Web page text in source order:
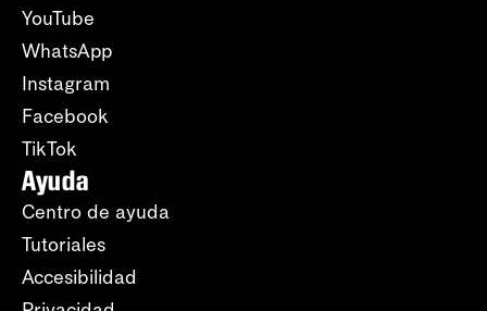
YouTube
WhatsApp
Instagram
Facebook
TikTok
Ayuda
Centro de ayuda
Tutoriales
Accesibilidad